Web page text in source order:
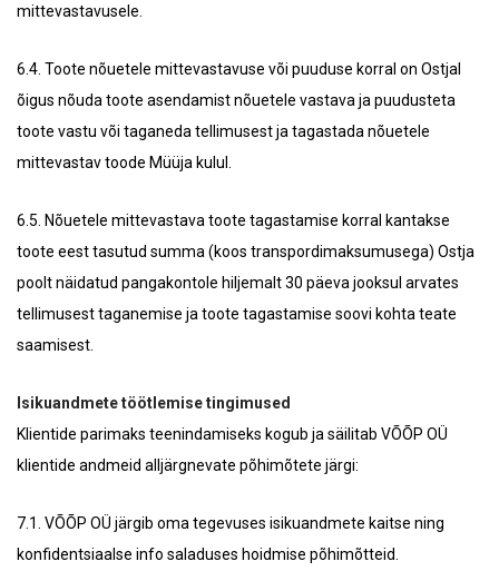
mittevastavusele.
6.4. Toote nõuetele mittevastavuse või puuduse korral on Ostjal
õigus nõuda toote asendamist nõuetele vastava ja puudusteta
toote vastu või taganeda tellimusest ja tagastada nõuetele
mittevastav toode Müüja kulul.
6.5. Nõuetele mittevastava toote tagastamise korral kantakse
toote eest tasutud summa (koos transpordimaksumusega) Ostja
poolt näidatud pangakontole hiljemalt 30 päeva jooksul arvates
tellimusest taganemise ja toote tagastamise soovi kohta teate
saamisest.
Isikuandmete töötlemise tingimused
Klientide parimaks teenindamiseks kogub ja säilitab VÕÕP OÜ
klientide andmeid alljärgnevate põhimõtete järgi:
7.1. VÕÕP OÜ järgib oma tegevuses isikuandmete kaitse ning
konfidentsiaalse info saladuses hoidmise põhimõtteid.